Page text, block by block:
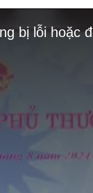
bị lỗi hoặc